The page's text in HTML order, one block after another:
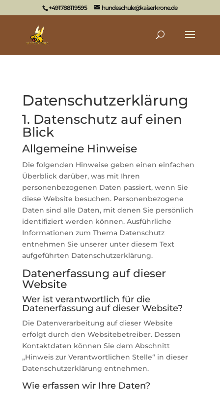
+491788119595 hundeschule@kaiserkrone.de
Datenschutz­erklärung
1. Datenschutz auf einen
Blick
Allgemeine Hinweise
Die folgenden Hinweise geben einen einfachen
Überblick darüber, was mit Ihren
personenbezogenen Daten passiert, wenn Sie
diese Website besuchen. Personenbezogene
Daten sind alle Daten, mit denen Sie persönlich
identifiziert werden können. Ausführliche
Informationen zum Thema Datenschutz
entnehmen Sie unserer unter diesem Text
aufgeführten Datenschutzerklärung.
Datenerfassung auf dieser
Website
Wer ist verantwortlich für die
Datenerfassung auf dieser Website?
Die Datenverarbeitung auf dieser Website
erfolgt durch den Websitebetreiber. Dessen
Kontaktdaten können Sie dem Abschnitt
„Hinweis zur Verantwortlichen Stelle“ in dieser
Datenschutzerklärung entnehmen.
Wie erfassen wir Ihre Daten?